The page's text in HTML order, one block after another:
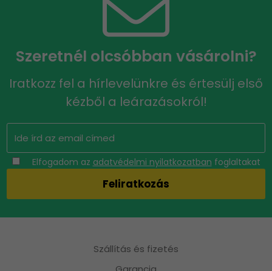
Szeretnél olcsóbban vásárolni?
Iratkozz fel a hírlevelünkre és értesülj első
kézből a leárazásokról!
Elfogadom az adatvédelmi nyilatkozatban foglaltakat
Szállítás és fizetés